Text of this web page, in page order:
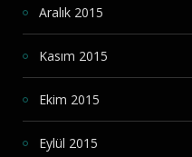
Aralık 2015
Kasım 2015
Ekim 2015
Eylül 2015